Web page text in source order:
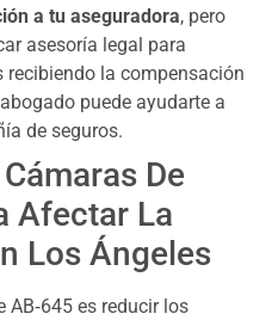
a tu aseguradora, pero
asesoría legal para
recibiendo la compensación
puede ayudarte a
de seguros.
De
Afectar La
Los Ángeles
es reducir los